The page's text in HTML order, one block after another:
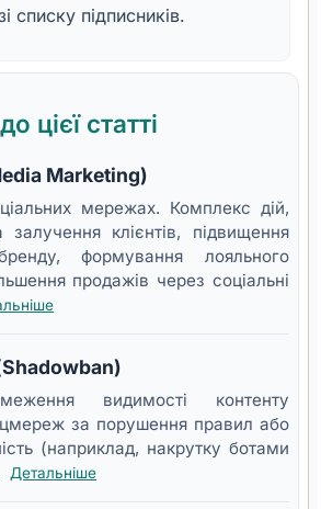
списку підписників.
цієї статті
Marketing)
мережах. Комплекс дій,
клієнтів, підвищення
бренду, формування лояльного
продажів через соціальні
видимості контенту
за порушення правил або
(наприклад, накрутку ботами
Детальніше